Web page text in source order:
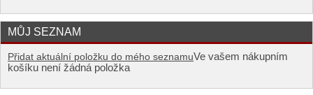
MŮJ SEZNAM
Přidat aktuální položku do mého seznamuVe vašem nákupním
košíku není žádná položka